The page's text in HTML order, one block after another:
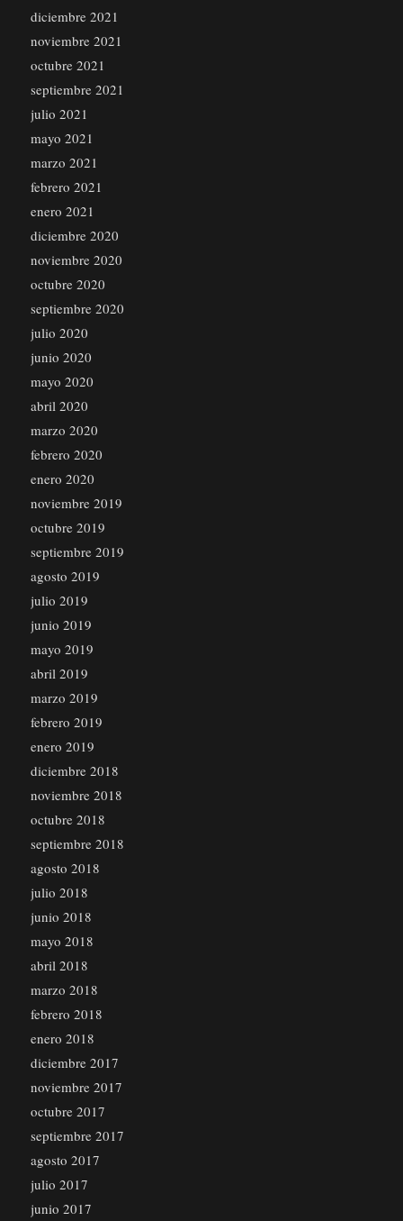
diciembre 2021
noviembre 2021
octubre 2021
septiembre 2021
julio 2021
mayo 2021
marzo 2021
febrero 2021
enero 2021
diciembre 2020
noviembre 2020
octubre 2020
septiembre 2020
julio 2020
junio 2020
mayo 2020
abril 2020
marzo 2020
febrero 2020
enero 2020
noviembre 2019
octubre 2019
septiembre 2019
agosto 2019
julio 2019
junio 2019
mayo 2019
abril 2019
marzo 2019
febrero 2019
enero 2019
diciembre 2018
noviembre 2018
octubre 2018
septiembre 2018
agosto 2018
julio 2018
junio 2018
mayo 2018
abril 2018
marzo 2018
febrero 2018
enero 2018
diciembre 2017
noviembre 2017
octubre 2017
septiembre 2017
agosto 2017
julio 2017
junio 2017